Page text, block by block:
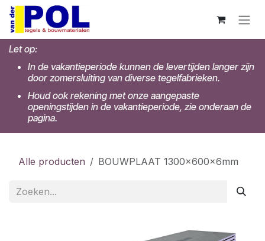
Overslaan naar inhoud
Let op:
In de vakantieperiode kunnen de levertijden langer zijn
door zomersluiting van diverse tegelfabrieken.
Houd ook rekening met onze aangepaste
openingstijden in de vakantieperiode, zie onderaan de
pagina.
Alle producten BOUWPLAAT 1300x600x6mm